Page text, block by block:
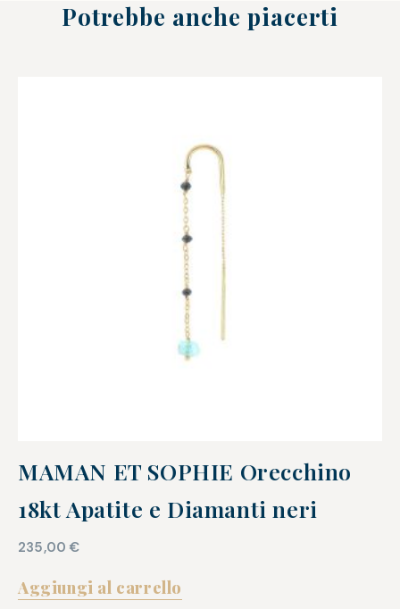
Potrebbe anche piacerti
MAMAN ET SOPHIE Orecchino
18kt Apatite e Diamanti neri
235,00€
Aggiungi al carrello